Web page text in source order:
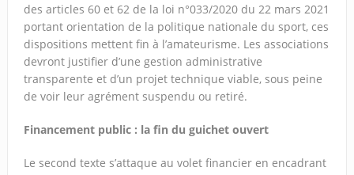
des articles 60 et 62 de la loi n°033/2020 du 22 mars 2021
portant orientation de la politique nationale du sport, ces
dispositions mettent fin à l’amateurisme. Les associations
devront justifier d’une gestion administrative
transparente et d’un projet technique viable, sous peine
de voir leur agrément suspendu ou retiré.
Financement public : la fin du guichet ouvert
Le second texte s’attaque au volet financier en encadrant